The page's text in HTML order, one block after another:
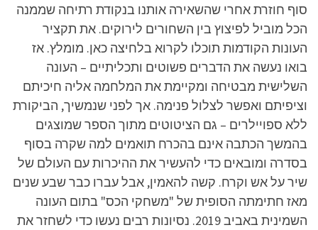
סוף חוזרת אחרי שהשאירה אותנו בנקודת רתיחה שממנה
הכל מוביל לפיצוץ בין השחורים לירוקים. את תקציר
העונות הקודמות תוכלו לקרוא בלחיצה כאן. מומלץ. אז
בואו נעשה את הדברים פשוטים ותכליתיים – העונה
השלישית מבטיחה ומקיימת את המלחמה אליה חיכיתם
וציפיתם ואפשר לצלול פנימה. אך לפני שנמשיך, הביקורת
ללא ספויילרים – גם הציטוטים מתוך הספר שמוצגים
בהמשך הכתבה אינם בהכרח תואמים למה שקרה בסוף
בסדרה ומובאים כדי להעשיר את ההיכרות עם העולם של
שיר על אש וקרח. קשה להאמין, אבל עברו כבר שבע שנים
מאז חתימתה הסופית של "משחקי הכס" בתום העונה
השמינית באביב 2019. נסיונות רבים נעשו כדי לשחזר את